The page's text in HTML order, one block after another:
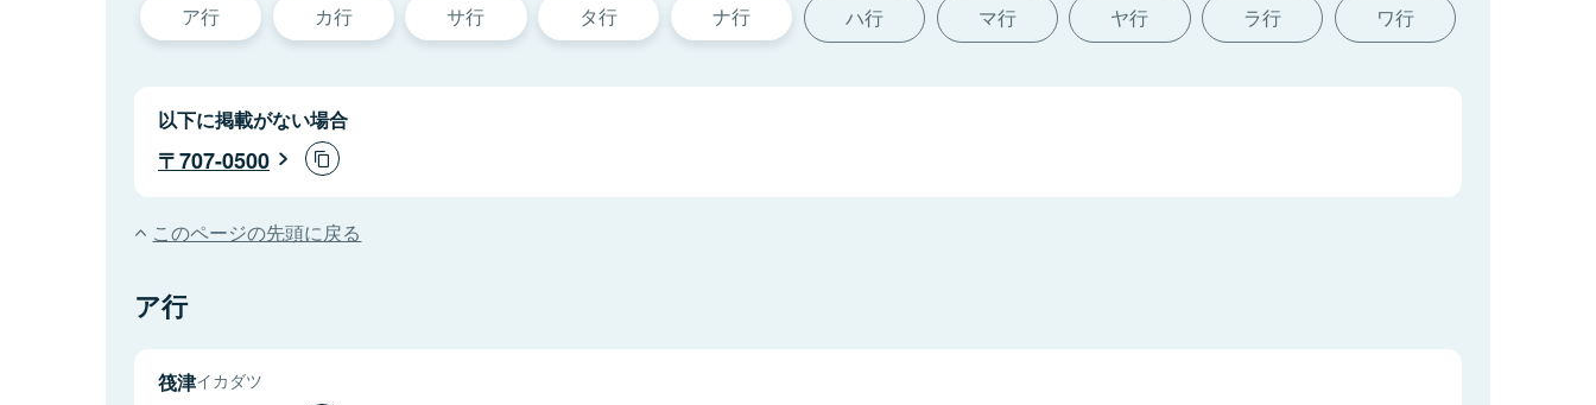
ア行 カ行 サ行 タ行 ナ行 ハ行 マ行 ヤ行 ラ行 ワ行
以下に掲載がない場合
707-0500
このページの先頭に戻る
ア行
筏津イカダツ